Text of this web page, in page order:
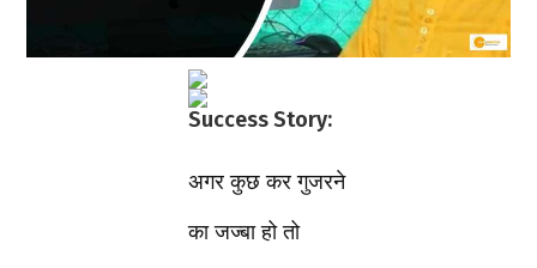
Success Story:
अगर कुछ कर गुजरने
का जज्बा हो तो